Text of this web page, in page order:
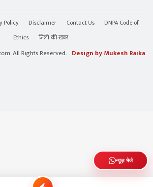
Policy Disclaimer Contact Us
DNPA Code of
Ethics
जिलो की खबर
All Rights Reserved. Design by Mukesh Raika
न्यूज़ भेजे